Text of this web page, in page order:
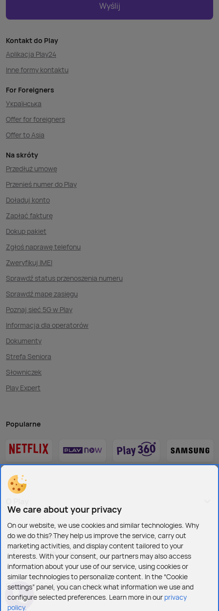
Wyślij
Kontakt do Play
Aplikacja Play24
Inne formy kontaktu
For Foreigners
Українська
Offer for foreigners
Offer to Asia
Na skróty
Przedłuż umowę
Przenieś numer do Play
Doładuj konto
Zapłać fakturę
Dokup pakiet
Zgłoś naprawę telefonu
Zweryfikuj IMEI
Sprawdź status przenoszenia numeru
Sprawdź mapę zasięgu
Poznaj sieć 5G w Play
Informacja dla operatorów
Dokumenty
Strefa Seniora
Słowniczek
Play Expert
Popularne
Jesteśmy też tu:
Copyright © 2026 Play - wszelkie prawa zastrzeżone dla Play
We care about your privacy
On our website, we use cookies and similar technologies. Why
do we do this? They help us improve the service, carry out
marketing activities, and display content tailored to your
interests. With your consent, our partners may also access
information about your use of our service, using cookies or
similar technologies to personalize content. In the “Cookie
settings” panel, you can check what information we use and
configure selected preferences. Learn more in our privacy
policy.